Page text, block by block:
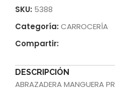
SKU: 5388
Categoría: CARROCERÍA
Compartir:
DESCRIPCIÓN
ABRAZADERA MANGUERA